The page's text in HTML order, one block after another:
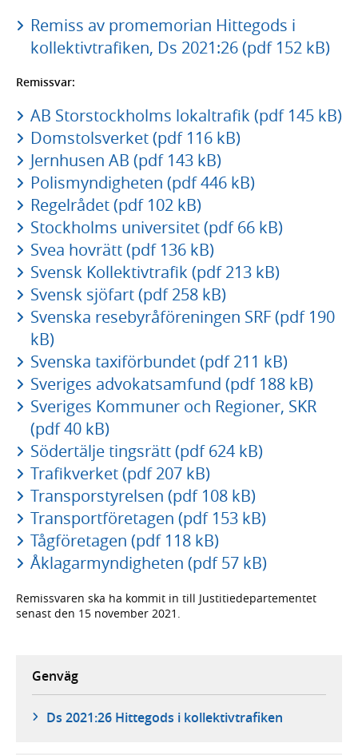
Remiss av promemorian Hittegods i
kollektivtrafiken, Ds 2021:26 (pdf 152 kB)
Remissvar:
AB Storstockholms lokaltrafik (pdf 145 kB)
Domstolsverket (pdf 116 kB)
Jernhusen AB (pdf 143 kB)
Polismyndigheten (pdf 446 kB)
Regelrådet (pdf 102 kB)
Stockholms universitet (pdf 66 kB)
Svea hovrätt (pdf 136 kB)
Svensk Kollektivtrafik (pdf 213 kB)
Svensk sjöfart (pdf 258 kB)
Svenska resebyråföreningen SRF (pdf 190
kB)
Svenska taxiförbundet (pdf 211 kB)
Sveriges advokatsamfund (pdf 188 kB)
Sveriges Kommuner och Regioner, SKR
(pdf 40 kB)
Södertälje tingsrätt (pdf 624 kB)
Trafikverket (pdf 207 kB)
Transporstyrelsen (pdf 108 kB)
Transportföretagen (pdf 153 kB)
Tågföretagen (pdf 118 kB)
Åklagarmyndigheten (pdf 57 kB)
Remissvaren ska ha kommit in till Justitie­departe­mentet
senast den 15 november 2021.
Genväg
Ds 2021:26 Hittegods i kollektivtrafiken